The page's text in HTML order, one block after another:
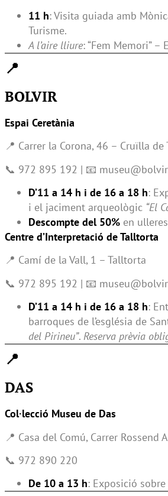
11 h: Visita guiada amb
Turisme.
A l’aire lliure: “Fem Memori”
📍
BOLVIR
Espai Ceretània
📍 Carrer la Corona, 46 – Cruïlla
📞 972 895 192 | 📧
D’11 a 14 h i de 16 a 18 h:
i el jaciment arqueològic “El
Descompte del 50% en
Centre d’Interpretació de Talltorta
📍 Camí de la Vall, 1 – Talltorta
📞 972 895 192 | 📧
D’11 a 14 h i de 16 a 18 h:
barroques de l’església de
del Pirineu”. Reserva prèvia
📍
DAS
Col·lecció Museu de Das
📍 Casa del Comú, Carrer Rossend
📞 972 890 220
De 10 a 13 h: Exposició